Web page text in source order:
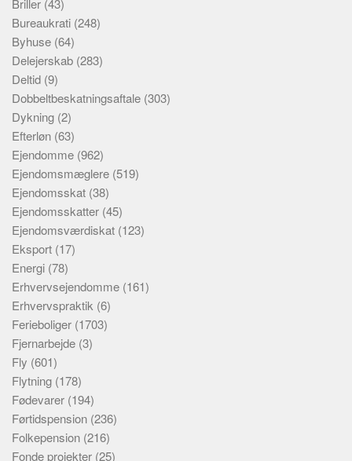
Briller (43)
Bureaukrati (248)
Byhuse (64)
Delejerskab (283)
Deltid (9)
Dobbeltbeskatningsaftale (303)
Dykning (2)
Efterløn (63)
Ejendomme (962)
Ejendomsmæglere (519)
Ejendomsskat (38)
Ejendomsskatter (45)
Ejendomsværdiskat (123)
Eksport (17)
Energi (78)
Erhvervsejendomme (161)
Erhvervspraktik (6)
Ferieboliger (1703)
Fjernarbejde (3)
Fly (601)
Flytning (178)
Fødevarer (194)
Førtidspension (236)
Folkepension (216)
Fonde projekter (25)